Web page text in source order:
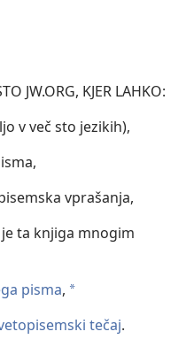
JW.ORG, KJER LAHKO:
v več sto jezikih),
vprašanja,
ta knjiga mnogim
pisma, a
tečaj.